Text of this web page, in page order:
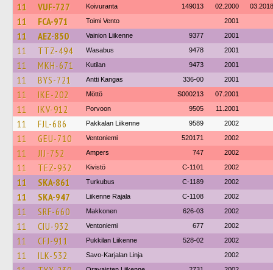
11 VUF-727 Koivuranta 149013 02.2000 03.2018
11 FCA-971 Toimi Vento 2001
11 AEZ-850 Vainion Liikenne 9377 2001
11 TTZ-494 Wasabus 9478 2001
11 MKH-671 Kutilan 9473 2001
11 BYS-721 Antti Kangas 336-00 2001
11 IKE-202 Möttö S000213 07.2001
11 IKV-912 Porvoon 9505 11.2001
11 FJL-686 Pakkalan Liikenne 9589 2002
11 GEU-710 Ventoniemi 520171 2002
11 JIJ-752 Ampers 747 2002
11 TEZ-932 Kivistö C-1101 2002
11 SKA-861 Turkubus C-1189 2002
11 SKA-947 Liikenne Rajala C-1108 2002
11 SRF-660 Makkonen 626-03 2002
11 CIU-932 Ventoniemi 677 2002
11 CFJ-911 Pukkilan Liikenne 528-02 2002
11 ILK-532 Savo-Karjalan Linja 2002